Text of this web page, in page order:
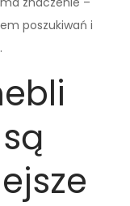
poszukiwań i